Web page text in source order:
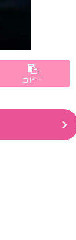
コピー